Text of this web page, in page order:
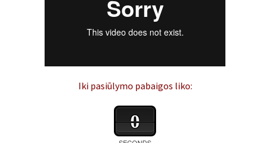
Iki pasiūlymo pabaigos liko:
0